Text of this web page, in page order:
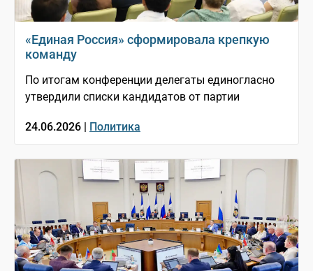
«Единая Россия» сформировала крепкую
команду
По итогам конференции делегаты единогласно
утвердили списки кандидатов от партии
24.06.2026 | Политика